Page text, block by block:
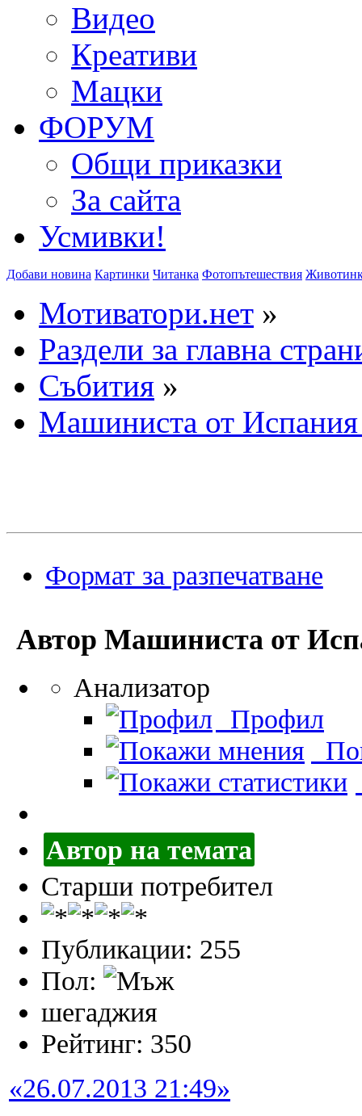
Видео
Креативи
Мацки
ФОРУМ
Общи приказки
За сайта
Усмивки!
Добави новина Картинки Читанка Фотопътешествия
Мотиватори.нет »
Раздели за главна
Събития »
Машиниста от
Формат за разпечатване
Автор Машиниста от
Анализатор
Профил
Автор на темата
Старши потребител
Публикации: 255
Пол:
шегаджия
Рейтинг: 350
«26.07.2013 21:49»